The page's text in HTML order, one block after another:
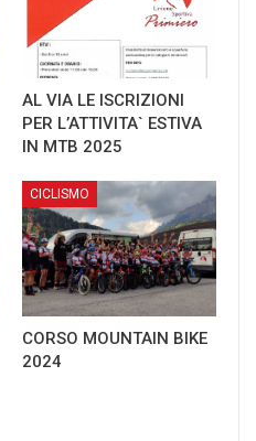
AL VIA LE ISCRIZIONI
PER L’ATTIVITA` ESTIVA
IN MTB 2025
CICLISMO
CORSO MOUNTAIN BIKE
2024